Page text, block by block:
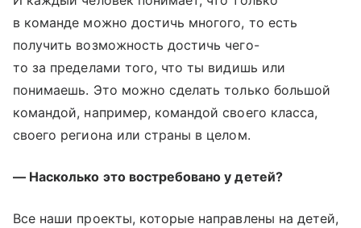
в команде можно достичь многого, то есть
получить возможность достичь чего-
то за пределами того, что ты видишь или
понимаешь. Это можно сделать только большой
командой, например, командой своего класса,
своего региона или страны в целом.
— Насколько это востребовано у детей?
Все наши проекты, которые направлены на детей,